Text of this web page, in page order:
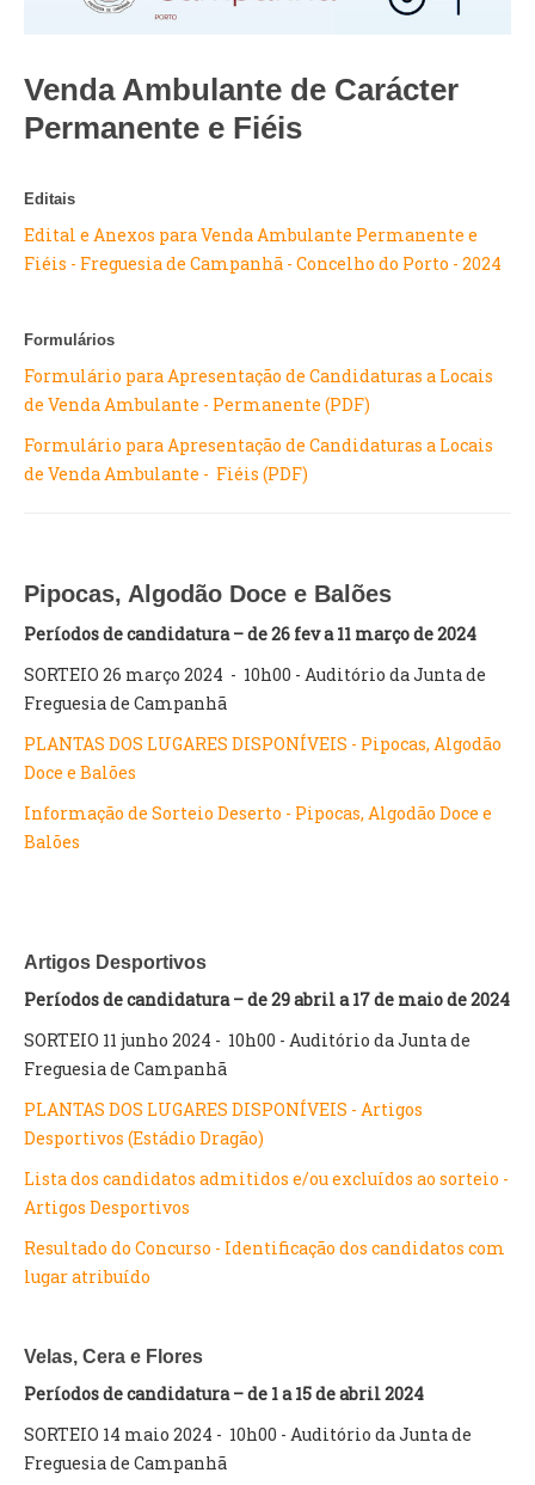
VÍDEOS
CONSTITUIÇÃO
ASSEMBLEIA DE FREGUESIA
GRAVAÇÕES DAS REUNIÕES PÚBLICAS DO EXECUTIVO
DOCUMENTOS
ATAS E DOCUMENTOS DA ASSEMBLEIA
REGULAMENTOS E TAXAS
PLANO E ORÇAMENTO
CÓDIGO DE CONDUTA
ORÇAMENTO COLABORATIVO
SUBVENÇÕES PÚBLICAS
SERVIÇOS
ATESTADOS
VENDA AMBULANTE
EMPREGO (GIP)
APOIO ÀS EMPRESAS
OFERTAS DE EMPREGO
CONTACTO E HORÁRIO GIP
Venda Ambulante de Carácter
Permanente e Fiéis
Editais
Edital e Anexos para Venda Ambulante Permanente e
Fiéis - Freguesia de Campanhã - Concelho do Porto - 2024
Formulários
Formulário para Apresentação de Candidaturas a Locais
de Venda Ambulante - Permanente (PDF)
Formulário para Apresentação de Candidaturas a Locais
de Venda Ambulante - Fiéis (PDF)
Pipocas, Algodão Doce e Balões
Períodos de candidatura – de 26 fev a 11 março de 2024
SORTEIO 26 março 2024 - 10h00 - Auditório da Junta de
Freguesia de Campanhã
PLANTAS DOS LUGARES DISPONÍVEIS - Pipocas, Algodão
Doce e Balões
Informação de Sorteio Deserto - Pipocas, Algodão Doce e
Balões
Artigos Desportivos
Períodos de candidatura – de 29 abril a 17 de maio de 2024
SORTEIO 11 junho 2024 - 10h00 - Auditório da Junta de
Freguesia de Campanhã
PLANTAS DOS LUGARES DISPONÍVEIS - Artigos
Desportivos (Estádio Dragão)
Lista dos candidatos admitidos e/ou excluídos ao sorteio -
Artigos Desportivos
Resultado do Concurso - Identificação dos candidatos com
lugar atribuído
Velas, Cera e Flores
Períodos de candidatura – de 1 a 15 de abril 2024
SORTEIO 14 maio 2024 - 10h00 - Auditório da Junta de
Freguesia de Campanhã